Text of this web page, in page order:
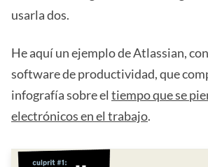
usarla dos.
He aquí un ejemplo de Atlassian,
software de productividad, que
infografía sobre el tiempo que se
electrónicos en el trabajo.